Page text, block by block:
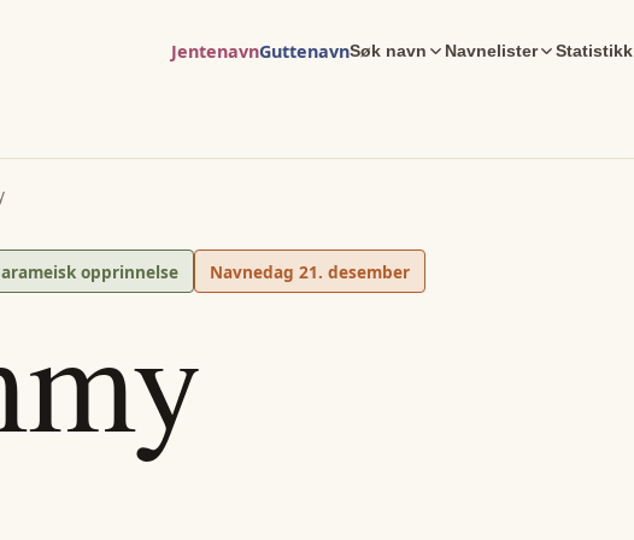
JentenavnGuttenavnSøk navn Navnelister Statistikk
opprinnelse Navnedag 21. desember